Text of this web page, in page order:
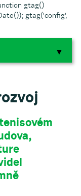
gtag()
gtag('config',
▼
▼